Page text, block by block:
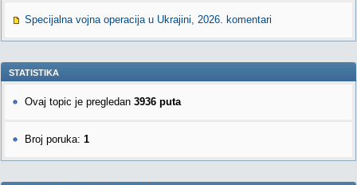
Specijalna vojna operacija u Ukrajini, 2026. komentari
STATISTIKA
Ovaj topic je pregledan 3936 puta
Broj poruka: 1